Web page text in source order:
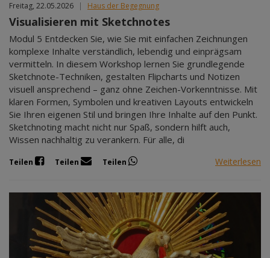
Freitag, 22.05.2026 | Haus der Begegnung
Visualisieren mit Sketchnotes
Modul 5 Entdecken Sie, wie Sie mit einfachen Zeichnungen
komplexe Inhalte verständlich, lebendig und einprägsam
vermitteln. In diesem Workshop lernen Sie grundlegende
Sketchnote-Techniken, gestalten Flipcharts und Notizen
visuell ansprechend – ganz ohne Zeichen-Vorkenntnisse. Mit
klaren Formen, Symbolen und kreativen Layouts entwickeln
Sie Ihren eigenen Stil und bringen Ihre Inhalte auf den Punkt.
Sketchnoting macht nicht nur Spaß, sondern hilft auch,
Wissen nachhaltig zu verankern. Für alle, di
Teilen Teilen Teilen Weiterlesen